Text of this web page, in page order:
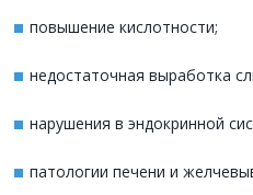
повышение кислотности;
недостаточная выработка
нарушения в эндокринной
патологии печени и